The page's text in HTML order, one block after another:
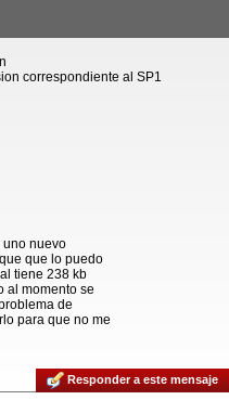
correspondiente al SP1
uno nuevo
que lo puedo
tiene 238 kb
al momento se
de
para que no me
Responder a este mensaje